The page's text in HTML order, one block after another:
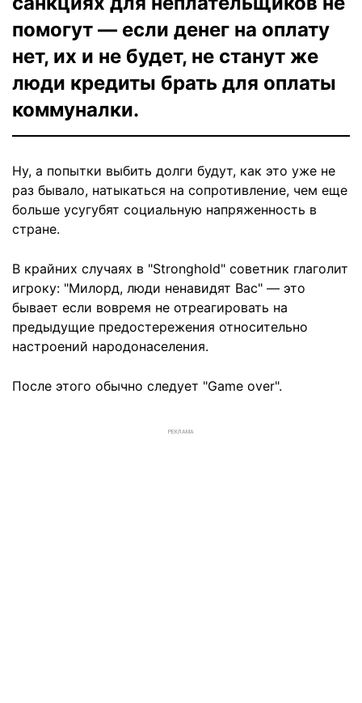
помогут — если денег на оплату
нет, их и не будет, не станут же
люди кредиты брать для оплаты
коммуналки.
Ну, а попытки выбить долги будут, как это уже не
раз бывало, натыкаться на сопротивление, чем еще
больше усугубят социальную напряженность в
стране.
В крайних случаях в "Stronghold" советник глаголит
игроку: "Милорд, люди ненавидят Вас" — это
бывает если вовремя не отреагировать на
предыдущие предостережения относительно
настроений народонаселения.
После этого обычно следует "Game over".
РЕКЛАМА